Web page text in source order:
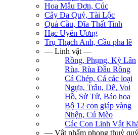
Hoa Mẫu Đơn, Cúc
Cây Đa Quý, Tài Lộc
Quả Cầu, Đĩa Thất Tinh
Hạc Uyên Ương
Trụ Thạch Anh, Cầu pha lê
— Linh vật —
Rồng, Phụng, Kỳ Lân
Rùa, Rùa Đầu Rồng
Cá Chép, Cá các loại
Ngựa, Trâu, Dê, Voi
Hồ, Sử Tử, Báo hoa
Bộ 12 con giáp vàng
Nhện, Cú Mèo
Các Con Linh Vật
— Vật phẩm phong thuỷ